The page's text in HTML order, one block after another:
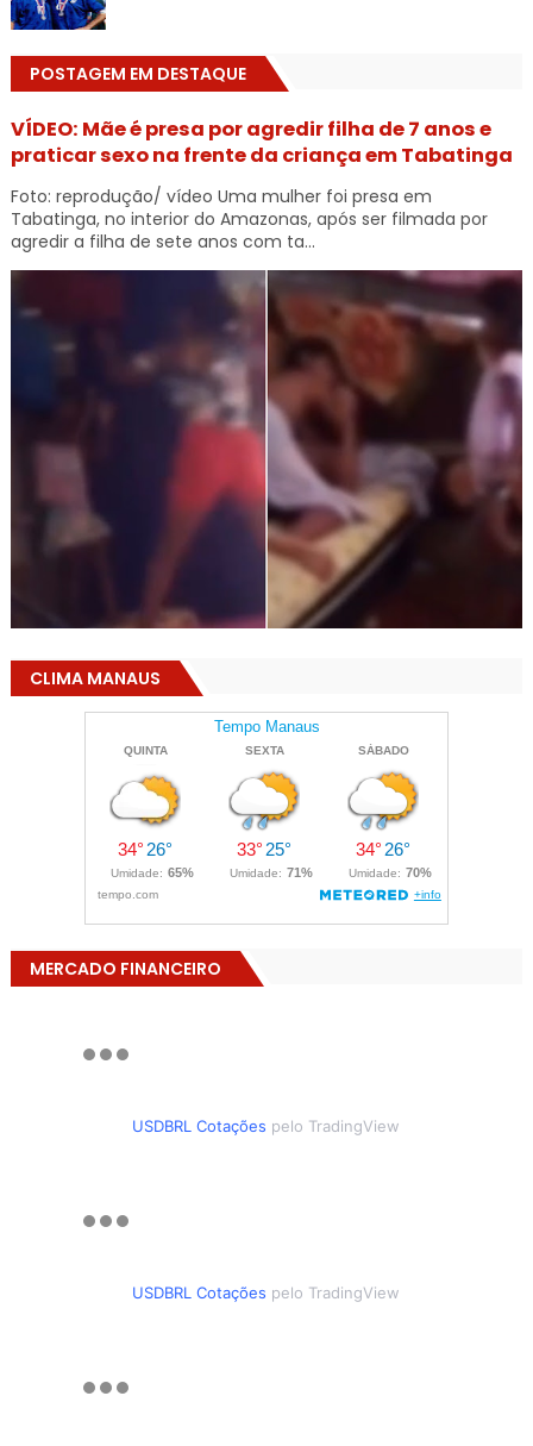
POSTAGEM EM DESTAQUE
VÍDEO: Mãe é presa por agredir filha de 7 anos e
praticar sexo na frente da criança em Tabatinga
Foto: reprodução/ vídeo Uma mulher foi presa em
Tabatinga, no interior do Amazonas, após ser filmada por
agredir a filha de sete anos com ta...
CLIMA MANAUS
MERCADO FINANCEIRO
USDBRL Cotações pelo TradingView
USDBRL Cotações pelo TradingView